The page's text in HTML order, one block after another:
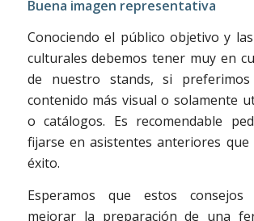
Buena imagen representativa
Conociendo el público objetivo y
culturales debemos tener muy en
de nuestro stands, si
contenido más visual o solamente
o catálogos. Es recomendable
fijarse en asistentes anteriores que
éxito.
Esperamos que estos
mejorar la preparación de una